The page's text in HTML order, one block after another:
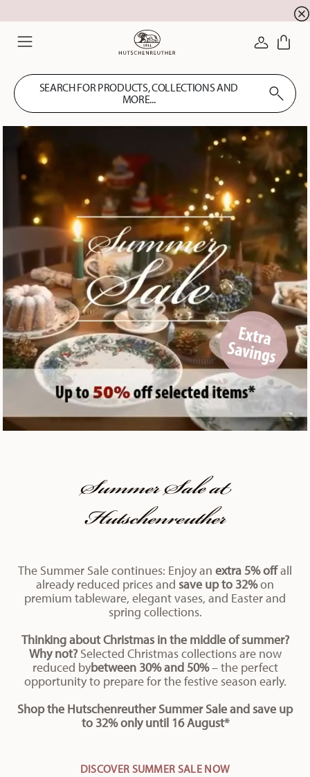
Summer SALE! Get EXTRA 5% OFF and
LOGIN
SEARCH FOR PRODUCTS, COLLECTIONS AND
MORE...
Summer Sale at
Hutschenreuther
The Summer Sale continues: Enjoy an extra 5% offall
already reduced prices and save up to 32%on
premium tableware, elegant vases, and Easter and
spring collections.
Thinking about Christmas in the middle of summer?
Why not?Selected Christmas collections are now
reduced bybetween 30% and 50%– the perfect
opportunity to prepare for the festive season early.
Shop the Hutschenreuther Summer Sale and save up
to 32% only until 16 August*
DISCOVER SUMMER SALE NOW